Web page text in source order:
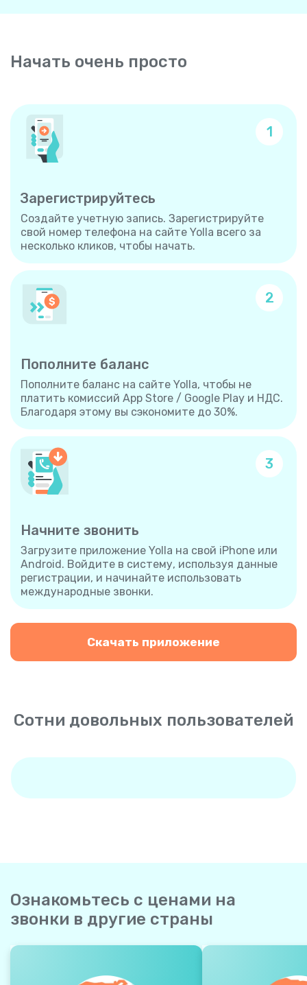
Начать очень просто
1
Зарегистрируйтесь
Создайте учетную запись. Зарегистрируйте
свой номер телефона на сайте Yolla всего за
несколько кликов, чтобы начать.
2
Пополните баланс
Пополните баланс на сайте Yolla, чтобы не
платить комиссий App Store / Google Play и НДС.
Благодаря этому вы сэкономите до 30%.
3
Начните звонить
Загрузите приложение Yolla на свой iPhone или
Android. Войдите в систему, используя данные
регистрации, и начинайте использовать
международные звонки.
Скачать приложение
Сотни довольных пользователей
Ознакомьтесь с ценами на
звонки в другие страны